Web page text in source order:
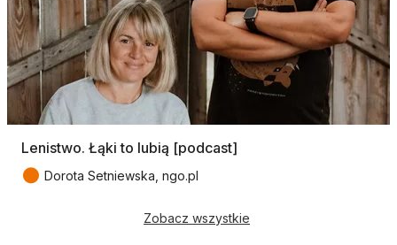
Lenistwo. Łąki to lubią [podcast]
● Dorota Setniewska, ngo.pl
Zobacz wszystkie